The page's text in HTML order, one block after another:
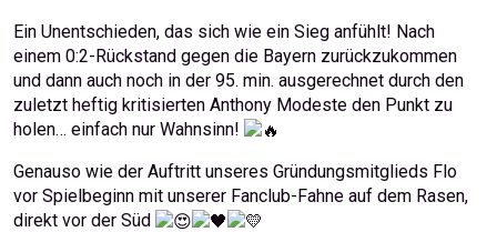
Ein Unentschieden, das sich wie ein Sieg anfühlt! Nach
einem 0:2-Rückstand gegen die Bayern zurückzukommen
und dann auch noch in der 95. min. ausgerechnet durch den
zuletzt heftig kritisierten Anthony Modeste den Punkt zu
holen… einfach nur Wahnsinn!
Genauso wie der Auftritt unseres Gründungsmitglieds Flo
vor Spielbeginn mit unserer Fanclub-Fahne auf dem Rasen,
direkt vor der Süd